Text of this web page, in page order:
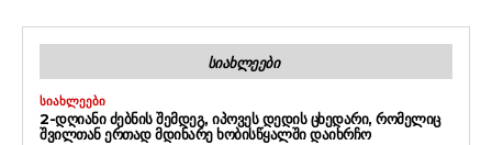
ᲡᲘᲐᲮᲚᲔᲔᲑᲘ
ᲡᲘᲐᲮᲚᲔᲔᲑᲘ
2-ᲓᲦᲘᲐᲜᲘ ᲫᲔᲑᲜᲘᲡ ᲨᲔᲛᲓᲔᲒ, ᲘᲞᲝᲕᲔᲡ ᲓᲔᲓᲘᲡ ᲪᲮᲔᲓᲐᲠᲘ, ᲠᲝᲛᲔᲚᲘᲪ
ᲨᲕᲘᲚᲗᲐᲜ ᲔᲠᲗᲐᲓ ᲛᲓᲘᲜᲐᲠᲔ ᲮᲝᲑᲘᲡᲬᲧᲐᲚᲨᲘ ᲓᲐᲘᲮᲠᲩᲝ